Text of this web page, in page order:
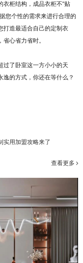
柜结构，成品衣柜不“贴
您个性的需求来进行合理的
打造最适合自己的定制衣
心省力省时。
过了卧室这一方小小的天
的方式，你还在等什么？
实用加盟攻略来了
查看更多